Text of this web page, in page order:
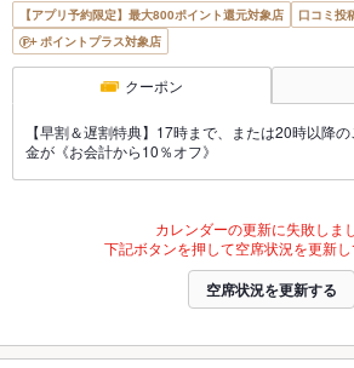
【アプリ予約限定】最大800ポイント還元対象店
口コミ投
ポイントプラス対象店
クーポン
【早割＆遅割特典】17時まで、または20時以降
金が《お会計から10％オフ》
カレンダーの更新に失敗しまし
下記ボタンを押して空席状況を更新し
空席状況を更新する